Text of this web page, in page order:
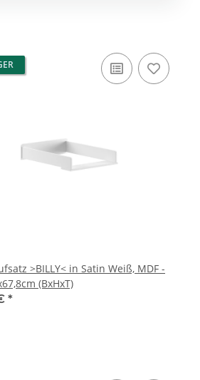
>BILLY< in Satin Weiß, MDF -
(BxHxT)
*